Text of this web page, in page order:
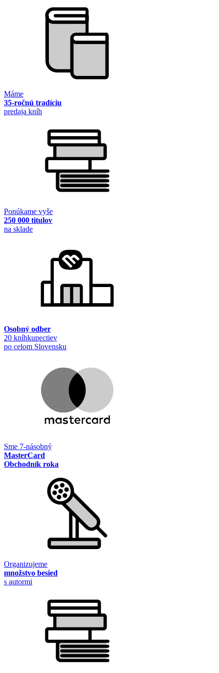
Máme
35-ročnú tradíciu
predaja kníh
Ponúkame vyše
250 000 titulov
na sklade
Osobný odber
20 kníhkupectiev
po celom Slovensku
Sme 7-násobný
MasterCard
Obchodník roka
Organizujeme
množstvo besied
s autormi